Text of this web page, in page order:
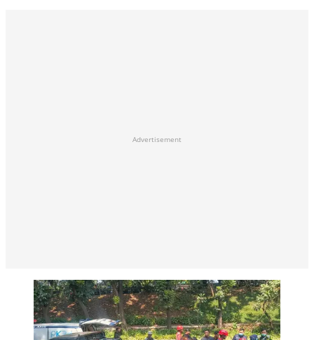
Advertisement
Petugas Gulkarmat evakuasi tiga pekerja tewas
keracunan gas beracun di daerah Cipayung, Jakarta
Timur, Kamis (9/7/2026). (Liputan6.com/Ady
Anugrahadi).